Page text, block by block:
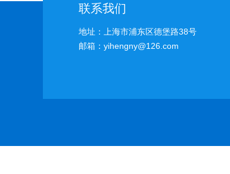
联系我们
地址：上海市浦东区德堡路38号
邮箱：yihengny@126.com